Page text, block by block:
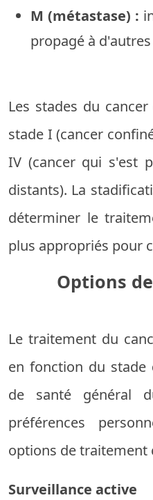
M (métastase) :
propagé à
Les stades du
stade I (cancer
IV (cancer qui s'est
distants). La
déterminer le
plus appropriés pour
Options
Le traitement du
en fonction du stade
de santé général
préférences
options de traitement
Surveillance active